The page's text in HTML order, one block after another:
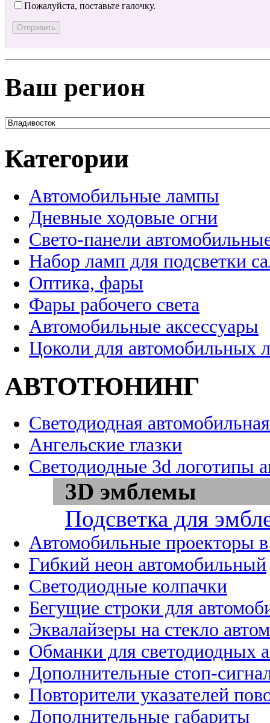
Пожалуйста, поставьте галочку.
Ваш регион
Категории
Автомобильные лампы
Дневные ходовые огни
Свето-панели
Набор ламп для подсветки
Оптика, фары
Фары рабочего света
Автомобильные аксессуары
Цоколи для автомобильных
АВТОТЮНИНГ
Светодиодная
Ангельские глазки
Светодиодные 3d логотипы
3D эмблемы
Подсветка для
Автомобильные проекторы
Гибкий неон автомобильный
Светодиодные колпачки
Бегущие строки для
Эквалайзеры на стекло
Обманки для светодиодных
Дополнительные стоп-
Повторители указателей
Дополнительные габариты